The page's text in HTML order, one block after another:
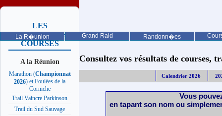
La R�union Grand Raid Randonn�es
LES
PROCHAINES
COURSES
A la Réunion
Marathon (Championnat
2026) et Foulées de la
Corniche
Trail Vaincre Parkinson
Trail du Sud Sauvage
Consultez vos résultats de courses,
Calendrier 2026
Vous
en tapant son nom ou